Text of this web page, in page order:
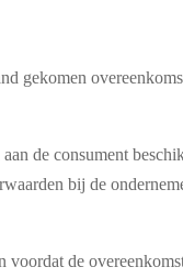
gekomen
de consument
bij de
de